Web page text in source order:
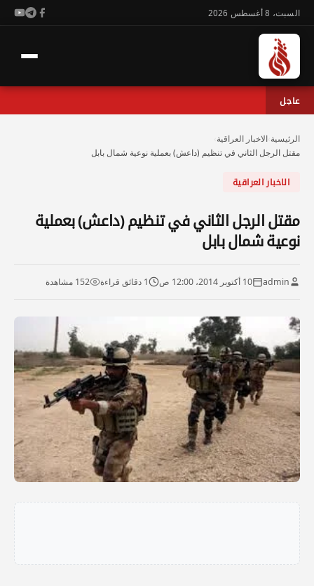
السبت، 8 أغسطس 2026
عاجل
الرئيسية الاخبار العراقية
مقتل الرجل الثاني في تنظيم (داعش) بعملية نوعية شمال بابل
الاخبار العراقية
مقتل الرجل الثاني في تنظيم (داعش) بعملية
نوعية شمال بابل
admin 10 أكتوبر 2014، 12:00 ص 1 دقائق قراءة 152 مشاهدة